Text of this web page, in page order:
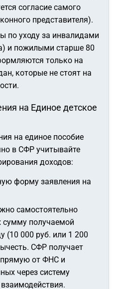
согласие самого
представителя).
по уходу за инвалидами
и пожилыми старше 80
только на
которые не стоят на
на Единое детское
на единое пособие
в СФР учитывайте
доходов:
форму заявления на
самостоятельно
сумму получаемой
(10 000 руб. или 1 200
СФР получает
от ФНС и
через систему